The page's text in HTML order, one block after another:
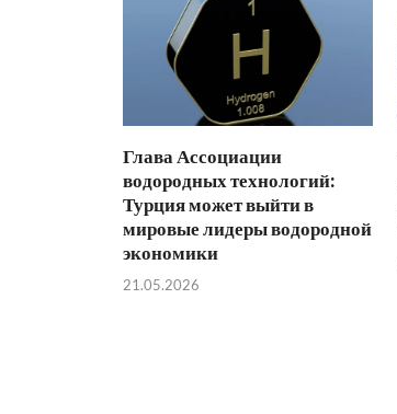
Глава Ассоциации
водородных технологий:
Турция может выйти в
мировые лидеры водородной
экономики
21.05.2026